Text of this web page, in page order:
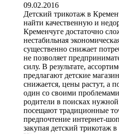
09.02.2016
Детский трикотаж в
найти качественную и
Кременчуге достаточно
нестабильная
существенно снижает
не позволяет
силу. В результате,
предлагают детские
снижается, цены растут, а
один со своими
родители в поисках
посещают традиционные
предпочтение интернет-
закупая детский трикотаж